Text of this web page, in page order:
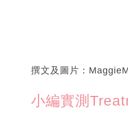
撰文及圖片：
小編實測